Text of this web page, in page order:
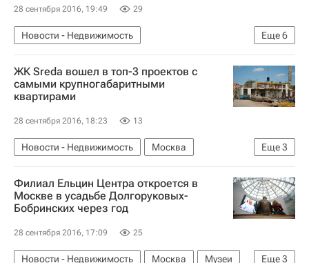
28 сентября 2016, 19:49 29
Еще6
Новости - Недвижимость
Архитектура - Новости
Москва
Реконструкция
Архитектура
Управделами президента
ЖК Sreda вошел в топ-3 проектов с
самыми крупногабаритными
квартирами
28 сентября 2016, 18:23 13
Еще3
Новости - Недвижимость
Москва
Квартира
Жилье Россия
Филиал Ельцин Центра откроется в
Москве в усадьбе Долгоруковых-
Бобринских через год
28 сентября 2016, 17:09 25
Еще3
Новости - Недвижимость Москва
Музеи